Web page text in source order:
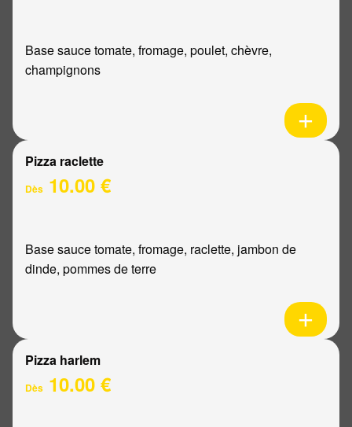
Base sauce tomate, fromage, poulet, chèvre,
champignons
Pizza raclette
Dès 10.00 €
Base sauce tomate, fromage, raclette, jambon de
dinde, pommes de terre
Pizza harlem
Dès 10.00 €